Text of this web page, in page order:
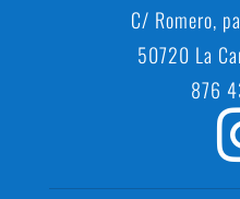
C/ Romero,
50720 La
876